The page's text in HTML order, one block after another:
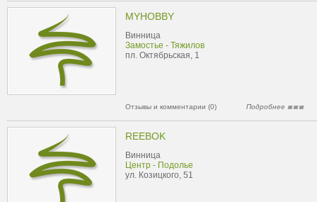
MYHOBBY
Винница
Замостье - Тяжилов
пл. Октябрьская, 1
Отзывы и комментарии (0) Подробнее
REEBOK
Винница
Центр - Подолье
ул. Козицкого, 51